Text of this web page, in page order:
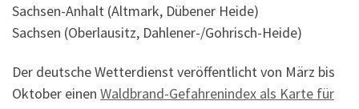
Sachsen-Anhalt (Altmark, Dübener Heide)
Sachsen (Oberlausitz, Dahlener-/Gohrisch-Heide)
Der deutsche Wetterdienst veröffentlicht von März bis
Oktober einen Waldbrand-Gefahrenindex als Karte für